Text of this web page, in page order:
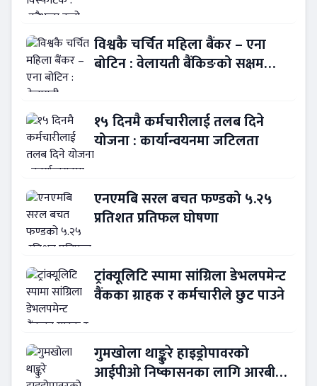
विश्वकै चर्चित महिला बैंकर – एना
बोटिन : वेलायती बैंकिङको सक्षम
१५ दिनमै कर्मचारीलाई तलब दिने
योजना : कार्यान्वयनमा जटिलता
एनएमबि सरल बचत फण्डको ५.२५
प्रतिशत प्रतिफल घोषणा
ट्रांक्यूलिटि स्पामा सांग्रिला डेभलपमेन्ट
वैंकका ग्राहक र कर्मचारीले छुट पाउने
गुमखोला थाङ्कुरे हाइड्रोपावरको
आईपीओ निष्कासनका लागि आरबीबी